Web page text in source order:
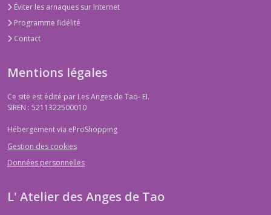
Éviter les arnaques sur Internet
Programme fidélité
Contact
Mentions légales
Ce site est édité par Les Anges de Tao- EI.
SIREN : 5211322500010
Hébergement via eProShopping
Gestion des cookies
Données personnelles
L' Atelier des Anges de Tao